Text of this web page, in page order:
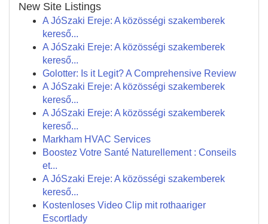
New Site Listings
A JóSzaki Ereje: A közösségi szakemberek
kereső...
A JóSzaki Ereje: A közösségi szakemberek
kereső...
Golotter: Is it Legit? A Comprehensive Review
A JóSzaki Ereje: A közösségi szakemberek
kereső...
A JóSzaki Ereje: A közösségi szakemberek
kereső...
Markham HVAC Services
Boostez Votre Santé Naturellement : Conseils
et...
A JóSzaki Ereje: A közösségi szakemberek
kereső...
Kostenloses Video Clip mit rothaariger
Escortlady